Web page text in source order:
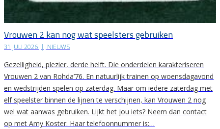
Vrouwen 2 kan nog wat speelsters gebruiken
31 JULI 2026 | NIEUWS
Gezelligheid, plezier, derde helft. Die onderdelen karakteriseren
Vrouwen 2 van Rohda’76. En natuurlijk trainen op woensdagavond
en wedstrijden spelen op zaterdag. Maar om iedere zaterdag met
elf speelster binnen de lijnen te verschijnen, kan Vrouwen 2 nog
wel wat aanwas gebruiken. Lijkt het jou iets? Neem dan contact
op met Amy Koster. Haar telefoonnummer is:…